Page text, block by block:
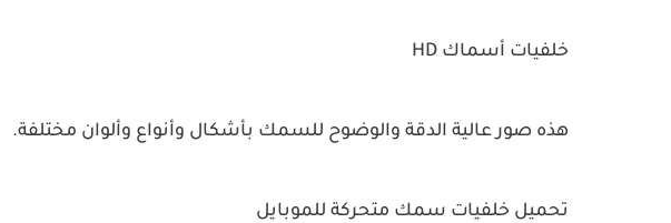
خلفيات أسماك HD
هذه صور عالية الدقة والوضوح للسمك بأشكال وأنواع وألوان مختلفة.
تحميل خلفيات سمك متحركة للموبايل